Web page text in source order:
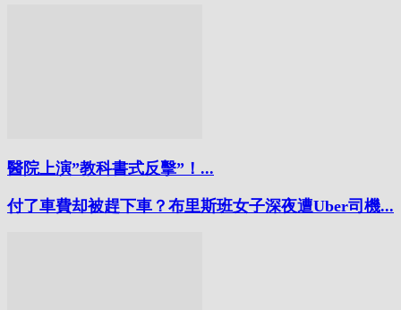
醫院上演”教科書式反擊”！...
付了車費却被趕下車？布里斯班女子深夜遭Uber司機...